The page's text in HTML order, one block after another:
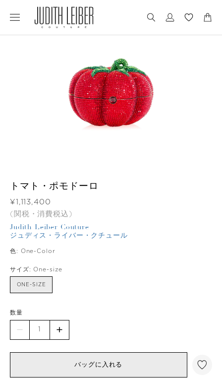
to
to
トマト・ポモドーロ
価格
¥1,113,400
(関税・消費税込)
Judith Leiber Couture
ジュディス・ライバー・クチュール
色: One-Color
サイズ: One-size
ONE-SIZE
数量
バッグに入れる